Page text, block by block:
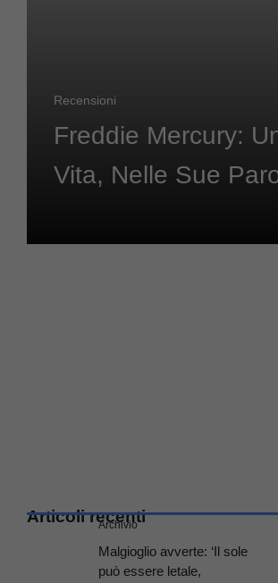
Recensioni
Freddie Mercury:
Vita, Nelle Sue
Articoli recenti
Archivio
Malgioglio avverte: ‘Il sole
può essere letale,